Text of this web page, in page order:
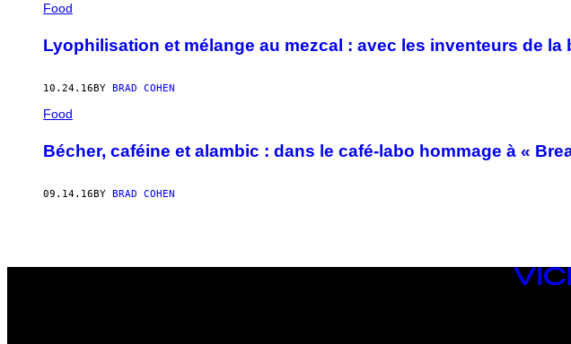
Food
Lyophilisation et mélange au mezcal : avec les inventeurs de la
10.24.16 BY BRAD COHEN
Food
Bécher, caféine et alambic : dans le café-labo hommage à «
09.14.16 BY BRAD COHEN
VICE